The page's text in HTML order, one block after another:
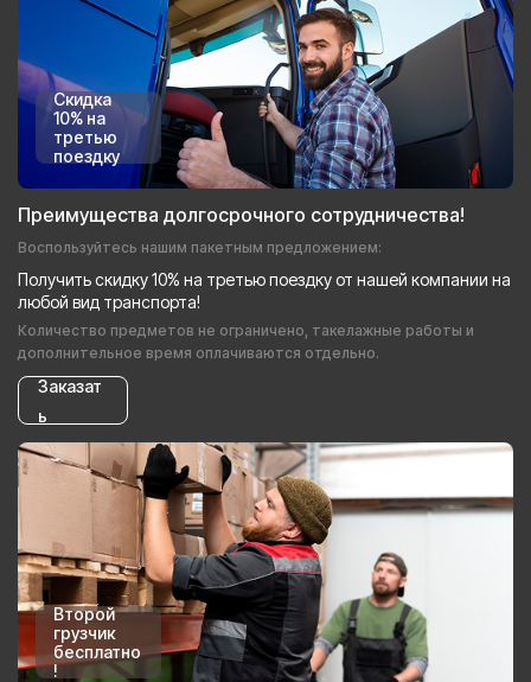
Скидка
10% на
третью
поездку
Преимущества долгосрочного сотрудничества!
Воспользуйтесь нашим пакетным предложением:
Получить скидку 10% на третью поездку от нашей компании на
любой вид транспорта!
Количество предметов не ограничено, такелажные работы и
дополнительное время оплачиваются отдельно.
Заказат
ь
Второй
грузчик
бесплатно
!